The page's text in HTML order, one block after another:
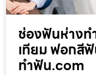
ช่องฟันห่าง
เทียม ฟอกสี
ทำฟัน.com